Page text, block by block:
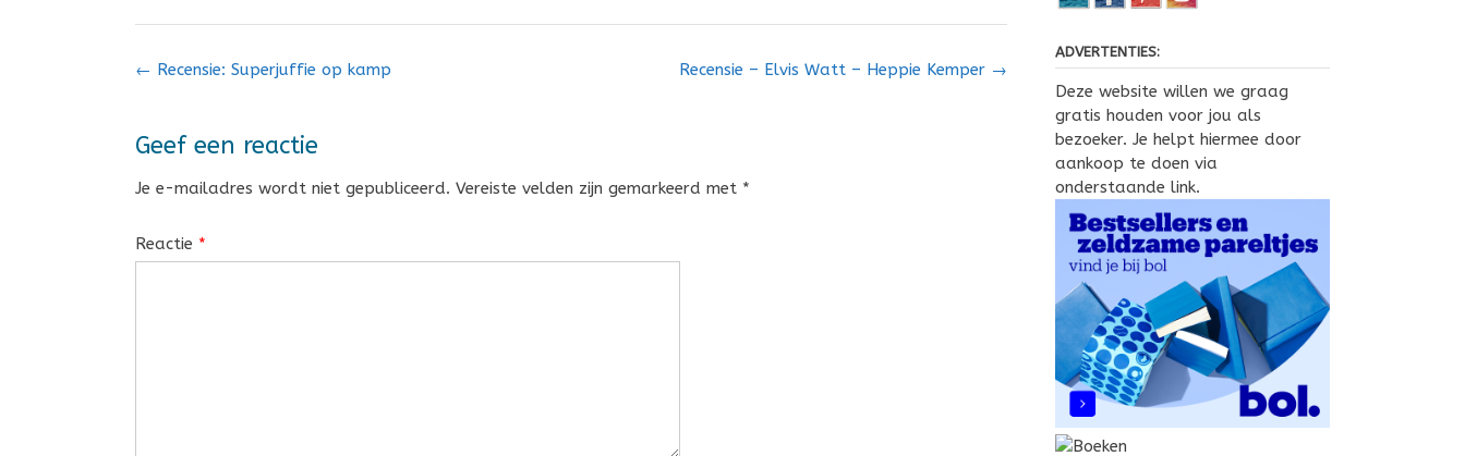
Bericht
Recensie – Elvis Watt – Heppie Kemper →
← Recensie: Superjuffie op kamp
Geef een reactie
Je e-mailadres wordt niet gepubliceerd. Vereiste velden zijn gemarkeerd met *
Reactie *
ADVERTENTIES:
Deze website willen we graag
gratis houden voor jou als
bezoeker. Je helpt hiermee door
aankoop te doen via
onderstaande link.